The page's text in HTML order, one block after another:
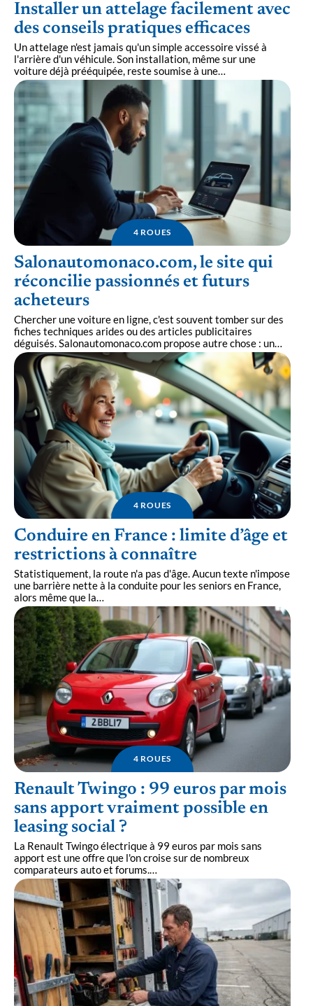
Installer un attelage facilement avec
des conseils pratiques efficaces
Un attelage n'est jamais qu'un simple accessoire vissé à
l'arrière d'un véhicule. Son installation, même sur une
voiture déjà prééquipée, reste soumise à une
4 ROUES
Salonautomonaco.com, le site qui
réconcilie passionnés et futurs
acheteurs
Chercher une voiture en ligne, c'est souvent tomber sur des
fiches techniques arides ou des articles publicitaires
déguisés. Salonautomonaco.com propose autre chose : un…
4 ROUES
Conduire en France : limite d’âge et
restrictions à connaître
Statistiquement, la route n'a pas d'âge. Aucun texte n'impose
une barrière nette à la conduite pour les seniors en France,
alors même que la…
4 ROUES
Renault Twingo : 99 euros par mois
sans apport vraiment possible en
leasing social ?
La Renault Twingo électrique à 99 euros par mois sans
apport est une offre que l'on croise sur de nombreux
comparateurs auto et forums.…